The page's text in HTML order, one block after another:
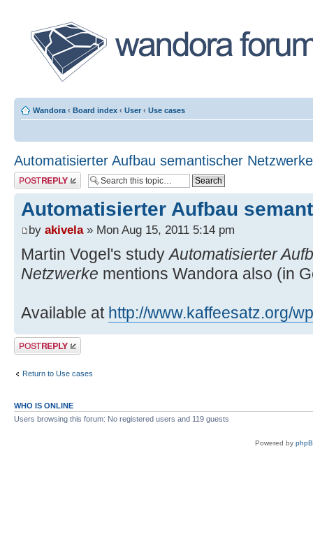
Wandora ‹ Board index ‹ User ‹ Use cases
Automatisierter Aufbau semantischer Netzwerke
Post a reply
Automatisierter Aufbau
by akivela» Mon Aug 15, 2011 5:14 pm
Martin Vogel's studyAutomatisierter
Netzwerke mentions Wandora also (in
Available at http://www.kaffeesatz.org/
Post a reply
Return to Use cases
WHO IS ONLINE
Users browsing this forum: No registered users and 119 guests
Powered by